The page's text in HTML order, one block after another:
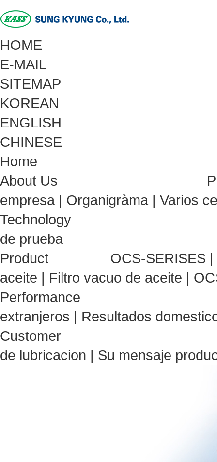
HOME
E-MAIL
SITEMAP
KOREAN
ENGLISH
CHINESE
Home
About Us
empresa | Organigràma | Varios
Technology
de prueba
Product
OCS-SERISES |
aceite | Filtro vacuo de aceite |
Performance
extranjeros | Resultados
Customer
de lubricacion | Su mensaje